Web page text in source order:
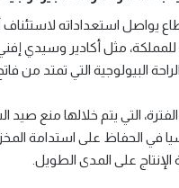
يواصل استعداداته
للمملكة، مثل أكادير وسيدي
البيولوجية التي تمتد من فاتح يناير
التي يتم خلالها منع
في الحفاظ على استدامة
على المدى الطويل.